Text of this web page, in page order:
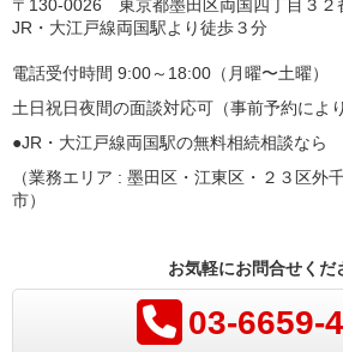
〒130-0026 東京都墨田区両国四丁目３２
JR・大江戸線両国駅より徒歩３分
電話受付時間 9:00～18:00（月曜〜土曜）
土日祝日夜間の面談対応可（事前予約によ
●JR・大江戸線両国駅の無料相続相談なら
（業務エリア : 墨田区・江東区・２３区外
市）
お気軽にお問合せくだ
03-6659-